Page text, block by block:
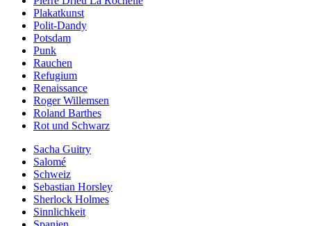
Plakatkunst
Polit-Dandy
Potsdam
Punk
Rauchen
Refugium
Renaissance
Roger Willemsen
Roland Barthes
Rot und Schwarz
Sacha Guitry
Salomé
Schweiz
Sebastian Horsley
Sherlock Holmes
Sinnlichkeit